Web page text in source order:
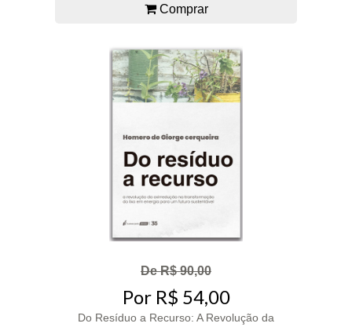
Comprar
De R$ 90,00
Por R$ 54,00
Do Resíduo a Recurso: A Revolução da